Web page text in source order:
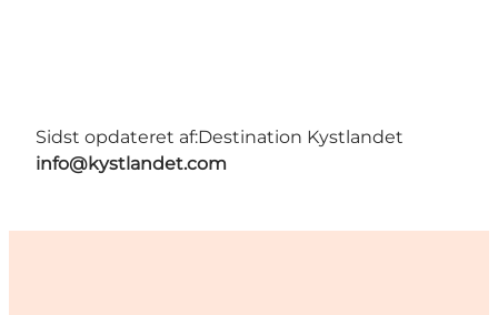
Sidst opdateret af:Destination Kystlandet
info@kystlandet.com